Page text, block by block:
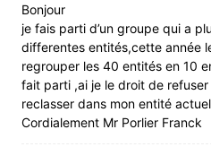
Bonjour
je fais parti d’un groupe qui a
differentes entités,cette année
regrouper les 40 entités en 10
fait parti ,ai je le droit de
reclasser dans mon entité
Cordialement Mr Porlier Franck